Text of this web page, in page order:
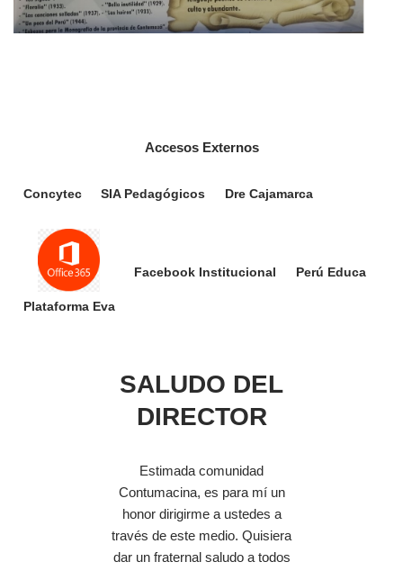
Accesos Externos
Concytec SIA Pedagógicos Dre Cajamarca
Plataforma Eva
Facebook Institucional Perú Educa
SALUDO DEL
DIRECTOR
Estimada comunidad
Contumacina, es para mí un
honor dirigirme a ustedes a
través de este medio. Quisiera
dar un fraternal saludo a todos